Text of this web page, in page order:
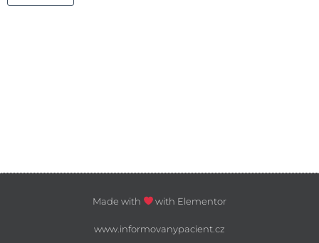
Made with with Elementor
www.informovanypacient.cz